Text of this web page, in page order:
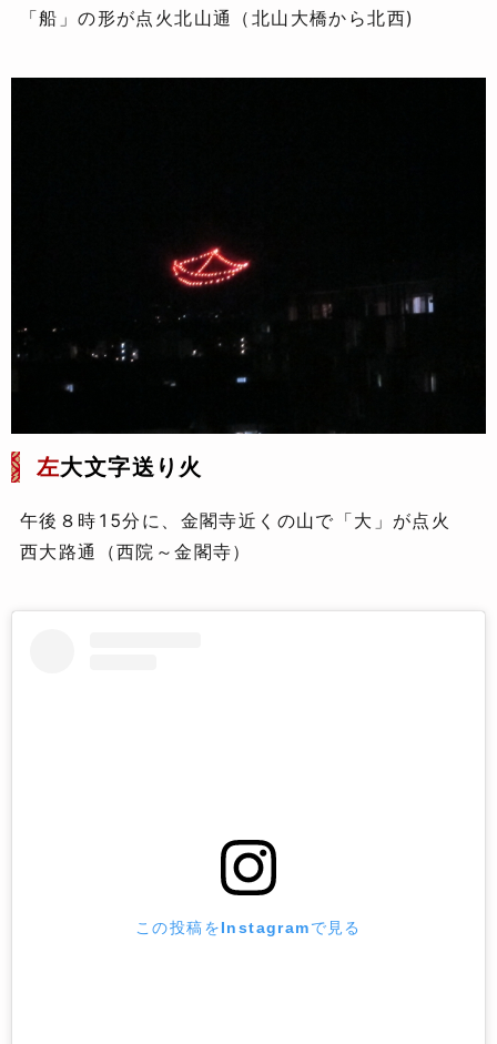
「船」の形が点火北山通（北山大橋から北西)
左大文字送り火
午後８時15分に、金閣寺近くの山で「大」が点火
西大路通（西院～金閣寺）
この投稿をInstagramで見る